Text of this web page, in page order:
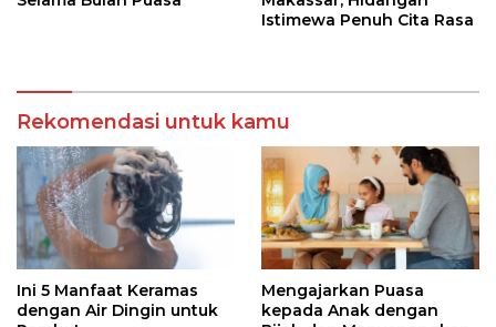
Istimewa Penuh Cita Rasa
Rekomendasi untuk kamu
Ini 5 Manfaat Keramas
dengan Air Dingin untuk
Mengajarkan Puasa
kepada Anak dengan